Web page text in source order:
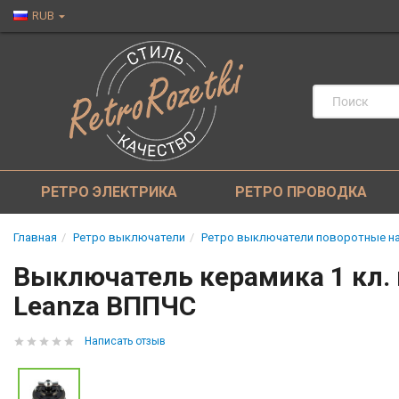
RUB
РЕТРО ЭЛЕКТРИКА РЕТРО ПРОВОДКА
Главная Ретро выключатели Ретро выключатели поворотные
Выключатель керамика 1
Leanza ВППЧС
Написать отзыв